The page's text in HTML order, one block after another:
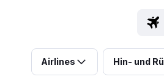
Airlines Hin- und